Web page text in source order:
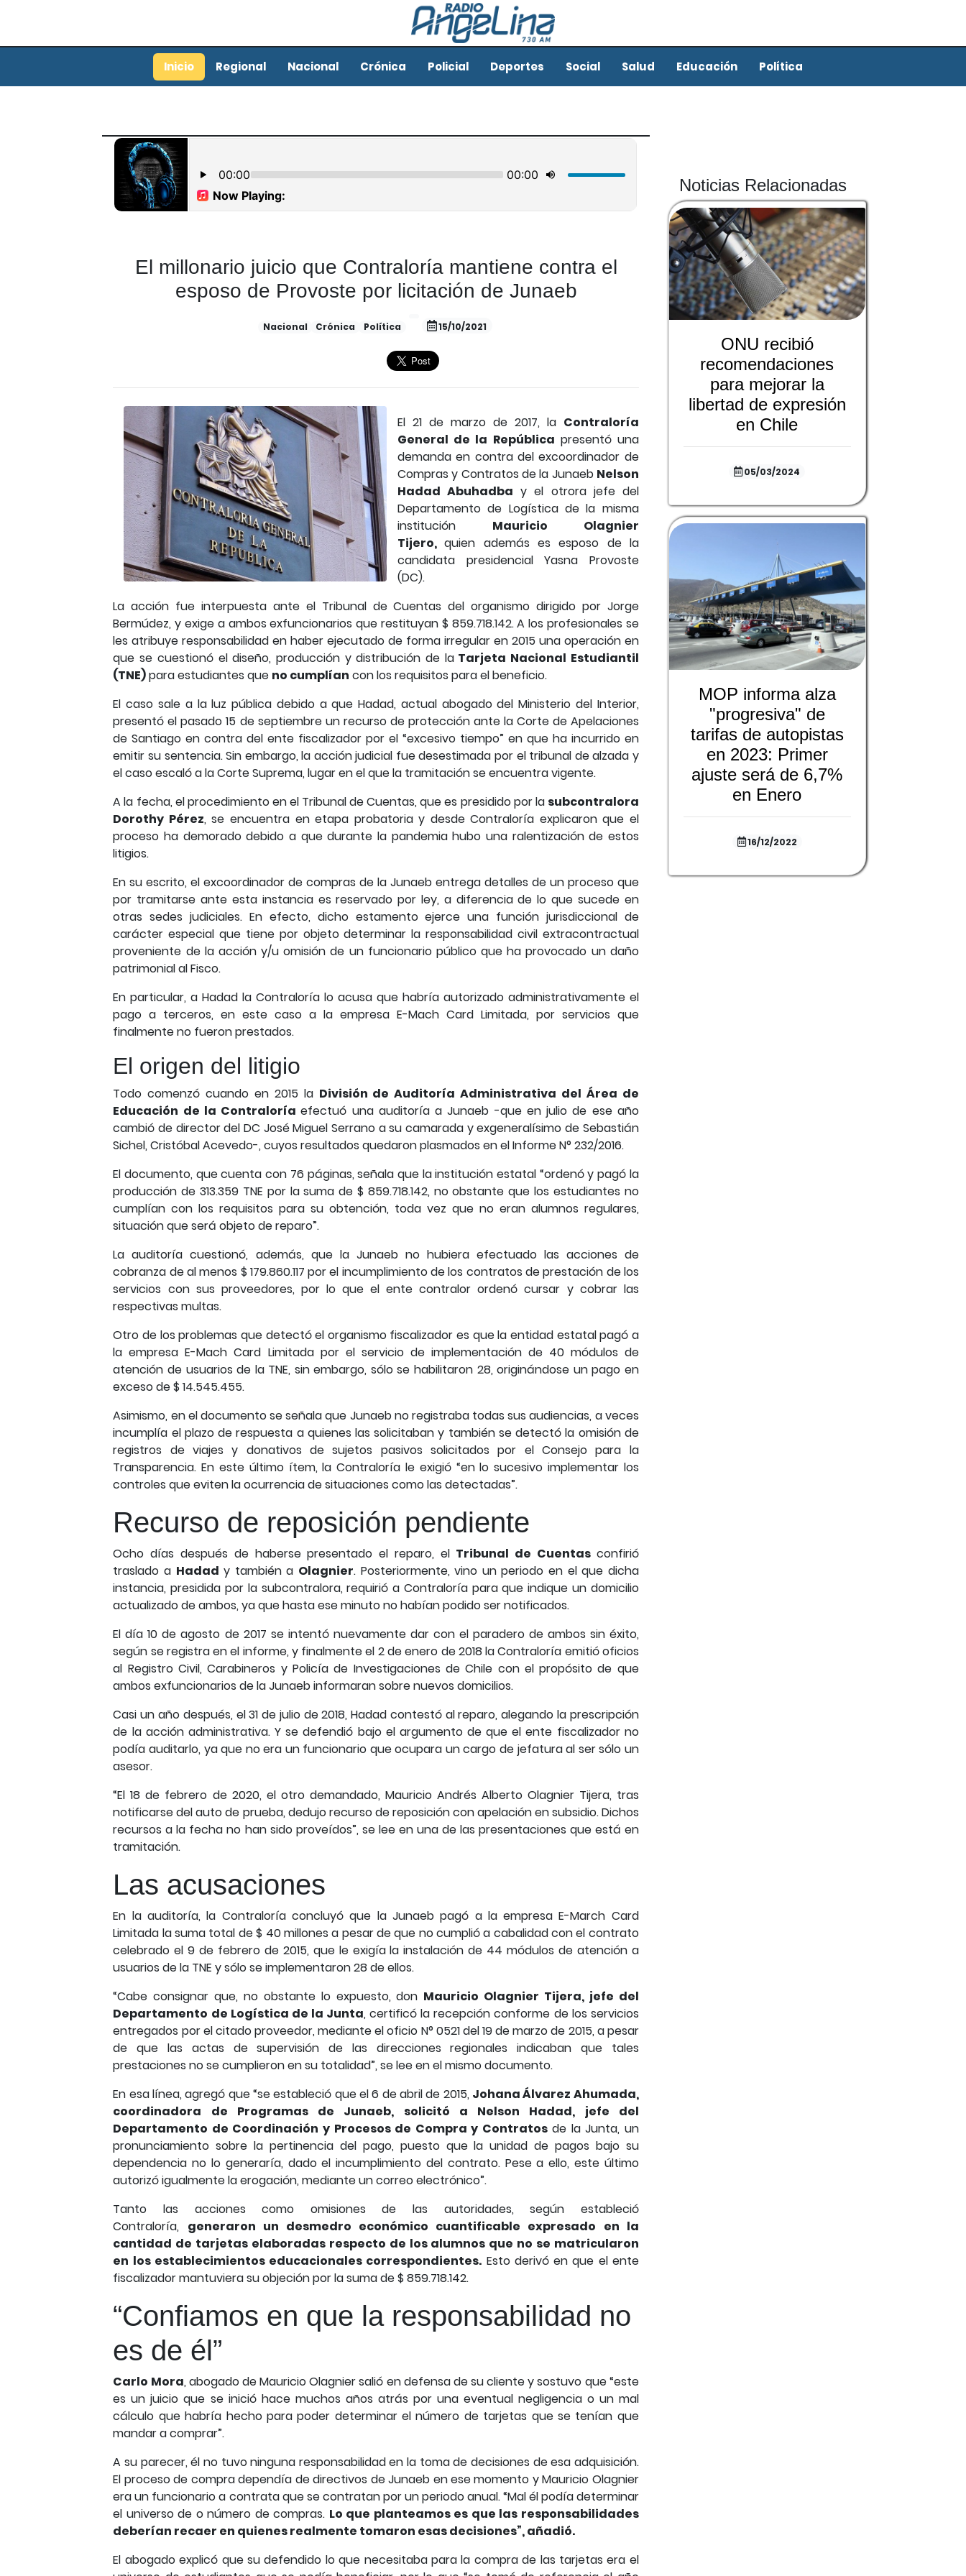
Inicio Regional Nacional Crónica Policial Deportes Social Salud Educación Política
El millonario juicio que Contraloría mantiene contra el
esposo de Provoste por licitación de Junaeb
Nacional Crónica Política 15/10/2021
El 21 de marzo de 2017, la Contraloría
General de la República presentó una
demanda en contra del excoordinador de
Compras y Contratos de la Junaeb Nelson
Hadad Abuhadba y el otrora jefe del
Departamento de Logística de la misma
institución Mauricio Olagnier
Tijero,quien además es esposo de la
candidata presidencial Yasna Provoste
(DC).
La acción fue interpuesta ante el Tribunal de Cuentas del organismo dirigido por Jorge
Bermúdez, y exige a ambos exfuncionarios que restituyan $ 859.718.142. A los profesionales se
les atribuye responsabilidad en haber ejecutado de forma irregular en 2015 una operación en
que se cuestionó el diseño, producción y distribución de laTarjeta Nacional Estudiantil
(TNE)para estudiantes que no cumplían con los requisitos para el beneficio.
El caso sale a la luz pública debido a que Hadad, actual abogado del Ministerio del Interior,
presentó el pasado 15 de septiembre un recurso de protección ante la Corte de Apelaciones
de Santiago en contra del ente fiscalizador por el “excesivo tiempo” en que ha incurrido en
emitir su sentencia. Sin embargo, la acción judicial fue desestimada por el tribunal de alzada y
el caso escaló a la Corte Suprema, lugar en el que la tramitación se encuentra vigente.
A la fecha, el procedimiento en el Tribunal de Cuentas, que es presidido por la subcontralora
Dorothy Pérez, se encuentra en etapa probatoria y desde Contraloría explicaron que el
proceso ha demorado debido a que durante la pandemia hubo una ralentización de estos
litigios.
En su escrito, el excoordinador de compras de la Junaeb entrega detalles de un proceso que
por tramitarse ante esta instancia es reservado por ley, a diferencia de lo que sucede en
otras sedes judiciales. En efecto, dicho estamento ejerce una función jurisdiccional de
carácter especial que tiene por objeto determinar la responsabilidad civil extracontractual
proveniente de la acción y/u omisión de un funcionario público que ha provocado un daño
patrimonial al Fisco.
En particular, a Hadad la Contraloría lo acusa que habría autorizado administrativamente el
pago a terceros, en este caso a la empresa E-Mach Card Limitada, por servicios que
finalmente no fueron prestados.
El origen del litigio
Todo comenzó cuando en 2015 la División de Auditoría Administrativa del Área de
Educación de la Contraloríaefectuó una auditoría a Junaeb -que en julio de ese año
cambió de director del DC José Miguel Serrano a su camarada y exgeneralísimo de Sebastián
Sichel, Cristóbal Acevedo-, cuyos resultados quedaron plasmados en el Informe N° 232/2016.
El documento, que cuenta con 76 páginas, señala que la institución estatal “ordenó y pagó la
producción de 313.359 TNE por la suma de $ 859.718.142, no obstante que los estudiantes no
cumplían con los requisitos para su obtención, toda vez que no eran alumnos regulares,
situación que será objeto de reparo”.
La auditoría cuestionó, además, que la Junaeb no hubiera efectuado las acciones de
cobranza de al menos $ 179.860.117 por el incumplimiento de los contratos de prestación de los
servicios con sus proveedores, por lo que el ente contralor ordenó cursar y cobrar las
respectivas multas.
Otro de los problemas que detectó el organismo fiscalizador es que la entidad estatal pagó a
la empresa E-Mach Card Limitada por el servicio de implementación de 40 módulos de
atención de usuarios de la TNE, sin embargo, sólo se habilitaron 28, originándose un pago en
exceso de $ 14.545.455.
Asimismo, en el documento se señala que Junaeb no registraba todas sus audiencias, a veces
incumplía el plazo de respuesta a quienes las solicitaban y también se detectó la omisión de
registros de viajes y donativos de sujetos pasivos solicitados por el Consejo para la
Transparencia. En este último ítem, la Contraloría le exigió “en lo sucesivo implementar los
controles que eviten la ocurrencia de situaciones como las detectadas”.
Recurso de reposición pendiente
Ocho días después de haberse presentado el reparo, el Tribunal de Cuentas confirió
traslado a Hadad y también a Olagnier. Posteriormente, vino un periodo en el que dicha
instancia, presidida por la subcontralora, requirió a Contraloría para que indique un domicilio
actualizado de ambos, ya que hasta ese minuto no habían podido ser notificados.
El día 10 de agosto de 2017 se intentó nuevamente dar con el paradero de ambos sin éxito,
según se registra en el informe, y finalmente el 2 de enero de 2018 la Contraloría emitió oficios
al Registro Civil, Carabineros y Policía de Investigaciones de Chile con el propósito de que
ambos exfuncionarios de la Junaeb informaran sobre nuevos domicilios.
Casi un año después, el 31 de julio de 2018, Hadad contestó al reparo, alegando la prescripción
de la acción administrativa. Y se defendió bajo el argumento de que el ente fiscalizador no
podía auditarlo, ya que no era un funcionario que ocupara un cargo de jefatura al ser sólo un
asesor.
“El 18 de febrero de 2020, el otro demandado, Mauricio Andrés Alberto Olagnier Tijera, tras
notificarse del auto de prueba, dedujo recurso de reposición con apelación en subsidio. Dichos
recursos a la fecha no han sido proveídos”, se lee en una de las presentaciones que está en
tramitación.
Las acusaciones
En la auditoría, la Contraloría concluyó que la Junaeb pagó a la empresa E-March Card
Limitada la suma total de $ 40 millones a pesar de que no cumplió a cabalidad con el contrato
celebrado el 9 de febrero de 2015, que le exigía la instalación de 44 módulos de atención a
usuarios de la TNE y sólo se implementaron 28 de ellos.
“Cabe consignar que, no obstante lo expuesto, don Mauricio Olagnier Tijera, jefe del
Departamento de Logística de la Junta, certificó la recepción conforme de los servicios
entregados por el citado proveedor, mediante el oficio N° 0521 del 19 de marzo de 2015, a pesar
de que las actas de supervisión de las direcciones regionales indicaban que tales
prestaciones no se cumplieron en su totalidad”, se lee en el mismo documento.
En esa línea, agregó que “se estableció que el 6 de abril de 2015, Johana Álvarez Ahumada,
coordinadora de Programas de Junaeb, solicitó a Nelson Hadad, jefe del
Departamento de Coordinación y Procesos de Compra y Contratosde la Junta, un
pronunciamiento sobre la pertinencia del pago, puesto que la unidad de pagos bajo su
dependencia no lo generaría, dado el incumplimiento del contrato. Pese a ello, este último
autorizó igualmente la erogación, mediante un correo electrónico”.
Tanto las acciones como omisiones de las autoridades, según estableció
Contraloría, generaron un desmedro económico cuantificable expresado en la
cantidad de tarjetas elaboradas respecto de los alumnos que no se matricularon
en los establecimientos educacionales correspondientes. Esto derivó en que el ente
fiscalizador mantuviera su objeción por la suma de $ 859.718.142.
“Confiamos en que la responsabilidad no
es de él”
Carlo Mora, abogado de Mauricio Olagnier salió en defensa de su cliente y sostuvo que “este
es un juicio que se inició hace muchos años atrás por una eventual negligencia o un mal
cálculo que habría hecho para poder determinar el número de tarjetas que se tenían que
mandar a comprar”.
A su parecer, él no tuvo ninguna responsabilidad en la toma de decisiones de esa adquisición.
El proceso de compra dependía de directivos de Junaeb en ese momento y Mauricio Olagnier
era un funcionario a contrata que se contratan por un periodo anual. “Mal él podía determinar
el universo de o número de compras. Lo que planteamos es que las responsabilidades
deberían recaer en quienes realmente tomaron esas decisiones”, añadió.
El abogado explicó que su defendido lo que necesitaba para la compra de las tarjetas era el
Noticias Relacionadas
ONU recibió
recomendaciones
para mejorar la
libertad de expresión
en Chile
05/03/2024
MOP informa alza
"progresiva" de
tarifas de autopistas
en 2023: Primer
ajuste será de 6,7%
en Enero
16/12/2022